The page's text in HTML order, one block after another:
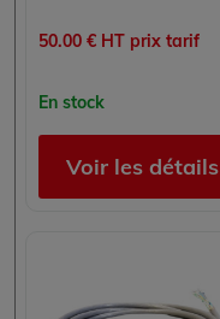
50.00 € HT prix tarif
En stock
Voir les détails